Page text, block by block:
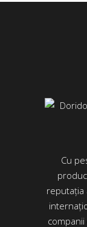
Cu
reputația
companii